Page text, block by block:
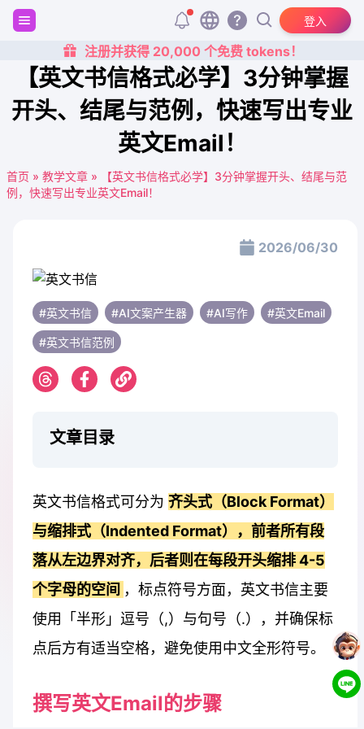
登入
注册并获得 20,000 个免费 tokens！
【英文书信格式必学】3分钟掌握
开头、结尾与范例，快速写出专业
英文Email！
首页 » 教学文章 »
【英文书信格式必学】3分钟掌握开头、结尾与范
例，快速写出专业英文Email！
2026/06/30
#英文书信 #AI文案产生器 #AI写作 #英文Email
#英文书信范例
文章目录
英文书信格式可分为 齐头式（Block Format）
与缩排式（Indented Format），前者所有段
落从左边界对齐，后者则在每段开头缩排 4-5
个字母的空间 ，标点符号方面，英文书信主要
使用「半形」逗号（,）与句号（.），并确保标
点后方有适当空格，避免使用中文全形符号。
撰写英文Email的步骤